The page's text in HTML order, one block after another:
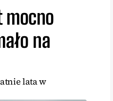
mocno
na
lata w